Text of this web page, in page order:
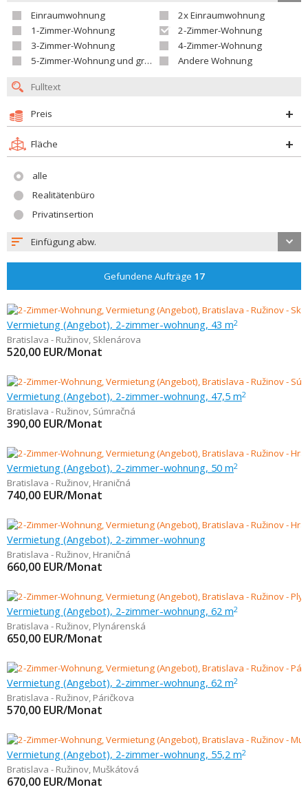
Einraumwohnung
2x Einraumwohnung
1-Zimmer-Wohnung
2-Zimmer-Wohnung
3-Zimmer-Wohnung
4-Zimmer-Wohnung
5-Zimmer-Wohnung und größer
Andere Wohnung
Preis
Fläche
alle
Realitätenbüro
Privatinsertion
Einfügung abw.
Gefundene Aufträge 17
Vermietung (Angebot), 2-zimmer-wohnung, 43 m2
Bratislava - Ružinov, Sklenárova
520,00 EUR/Monat
Vermietung (Angebot), 2-zimmer-wohnung, 47,5 m2
Bratislava - Ružinov, Súmračná
390,00 EUR/Monat
Vermietung (Angebot), 2-zimmer-wohnung, 50 m2
Bratislava - Ružinov, Hraničná
740,00 EUR/Monat
Vermietung (Angebot), 2-zimmer-wohnung
Bratislava - Ružinov, Hraničná
660,00 EUR/Monat
Vermietung (Angebot), 2-zimmer-wohnung, 62 m2
Bratislava - Ružinov, Plynárenská
650,00 EUR/Monat
Vermietung (Angebot), 2-zimmer-wohnung, 62 m2
Bratislava - Ružinov, Páričkova
570,00 EUR/Monat
Vermietung (Angebot), 2-zimmer-wohnung, 55,2 m2
Bratislava - Ružinov, Muškátová
670,00 EUR/Monat